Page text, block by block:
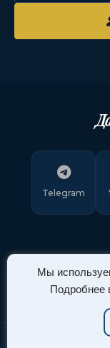
Мы
Подробнее
Telegram